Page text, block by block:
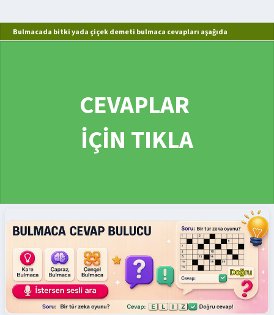
Bulmacada bitki yada çiçek demeti bulmaca cevapları aşağıda
CEVAPLAR
İÇİN TIKLA